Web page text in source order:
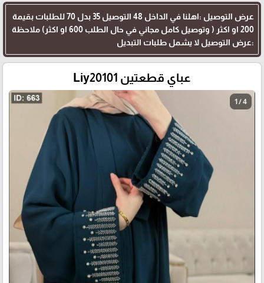
عرض التوصيل :اهلنا في الداخل 48 التوصيل 35 بدل 70 للطلبات بقيمة
200 او اكثر ( وتوصيل كامل مجاني في حال الطلب 600 او اكثر) ملاحظة
:عرض التوصيل لا يشمل طلبات التبديل
عباي قطعتين Liy20101
1 / 4